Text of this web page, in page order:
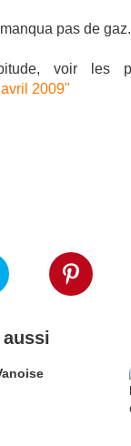
pas de
voir les
2009"
aussi